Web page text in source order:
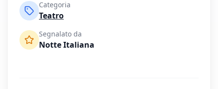
Categoria
Teatro
Segnalato da
Notte Italiana